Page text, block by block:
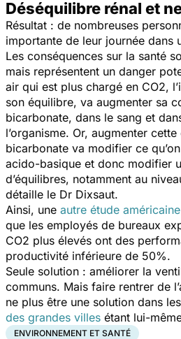
Déséquilibre rénal et
Résultat : de nombreuses
importante de leur journée dans
Les conséquences sur la santé
mais représentent un danger
air qui est plus chargé en CO2,
son équilibre, va augmenter sa
bicarbonate, dans le sang et
l’organisme. Or, augmenter
bicarbonate va modifier ce
acido-basique et donc modifier
d’équilibres, notamment au
détaille le Dr Dixsaut.
Ainsi, une autre étude américaine
que les employés de bureaux
CO2 plus élevés ont des
productivité inférieure de 50%.
Seule solution : améliorer la
communs. Mais faire rentrer de
ne plus être une solution dans
des grandes villes étant lui-
ENVIRONNEMENT ET SANTÉ